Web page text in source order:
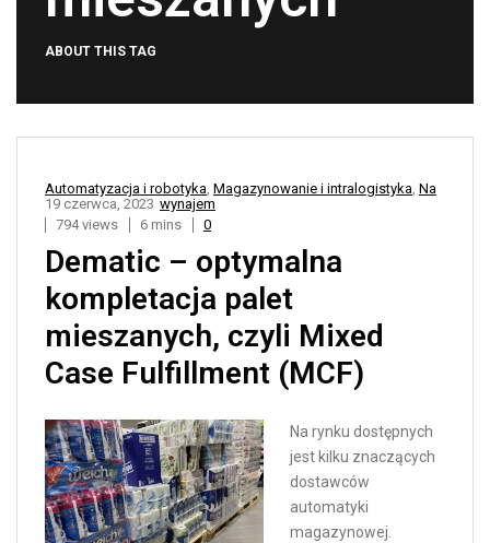
ABOUT THIS TAG
Automatyzacja i robotyka, Magazynowanie i intralogistyka, Na
wynajem
19 czerwca, 2023
794 views
6 mins 0
Dematic – optymalna
kompletacja palet
mieszanych, czyli Mixed
Case Fulfillment (MCF)
Na rynku dostępnych
jest kilku znaczących
dostawców
automatyki
magazynowej.